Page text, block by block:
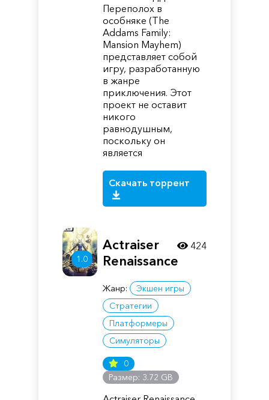
Переполох в
особняке (The
Addams Family:
Mansion Mayhem)
представляет собой
игру, разработанную
в жанре
приключения. Этот
проект не оставит
никого
равнодушным,
поскольку он
является
Скачать торрент
1.0
Actraiser
Renaissance
Жанр:
Экшен игры
Стратегии
Платформеры
Симуляторы
0
Размер: 3.72 GB
424